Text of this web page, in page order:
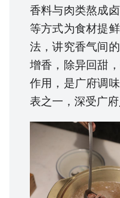
香料与肉类熬成
等方式为食材提
法，讲究香气间
增香，除异回甜
作用，是广府调
表之一，深受广府